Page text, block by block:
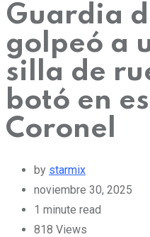
Guardia
golpeó a
silla de
botó en
Coronel
by starmix
noviembre 30, 2025
1 minute read
818 Views